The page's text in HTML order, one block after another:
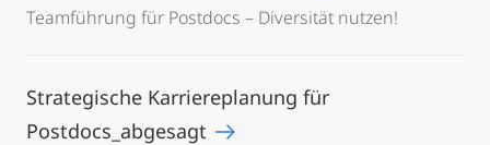
Teamführung für Postdocs – Diversität nutzen!
Strategische Karriereplanung für
Postdocs_abgesagt